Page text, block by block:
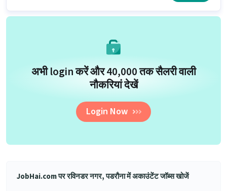
अभी login करें और ₹40,000 तक सैलरी वाली
नौकरियां देखें
Login Now
JobHai.com पर रविनडर नगर, पडरौना में अकाउंटेंट जॉब्स खोजें